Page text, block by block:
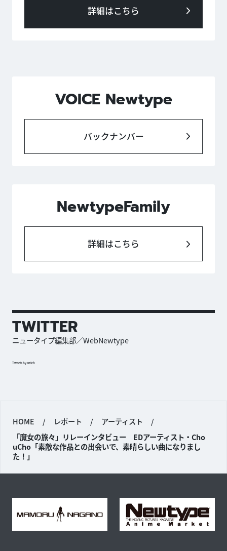
詳細はこちら
VOICE Newtype
バックナンバー
NewtypeFamily
詳細はこちら
TWITTER
ニュータイプ編集部／WebNewtype
Tweets by antch
HOME / レポート / アーティスト
/
「魔女の旅々」リレーインタビュー EDアーティスト・Cho
uCho「素敵な作品との出会いで、素晴らしい曲になりまし
た！」